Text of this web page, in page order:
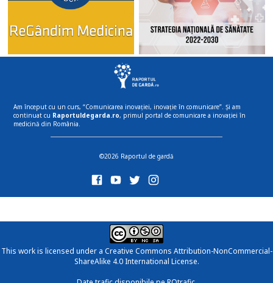
Am început cu un curs, “Comunicarea inovației, inovație în comunicare”. Și am
continuat cu Raportuldegarda.ro, primul portal de comunicare a inovației în
medicină din România.
©2026 Raportul de gardă
This work is licensed under a Creative Commons Attribution-NonCommercial-
ShareAlike 4.0 International License.